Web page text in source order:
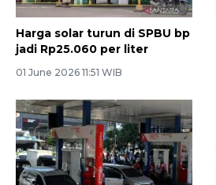
Harga solar turun di SPBU bp
jadi Rp25.060 per liter
01 June 2026 11:51 WIB